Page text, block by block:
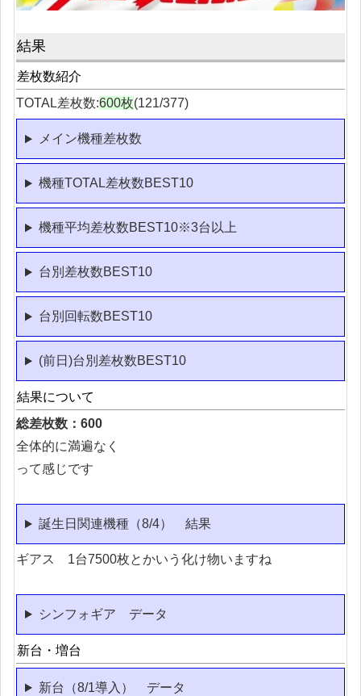
結果
差枚数紹介
TOTAL差枚数:600枚(121/377)
メイン機種差枚数
機種TOTAL差枚数BEST10
機種平均差枚数BEST10※3台以上
台別差枚数BEST10
台別回転数BEST10
(前日)台別差枚数BEST10
結果について
総差枚数：600
全体的に満遍なく
って感じです
誕生日関連機種（8/4） 結果
ギアス 1台7500枚とかいう化け物いますね
シンフォギア データ
新台・増台
新台（8/1導入） データ